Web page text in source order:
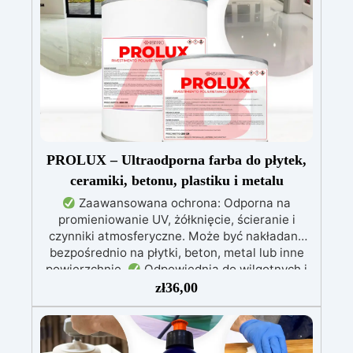
pęcherzyki powietrza i zapewniająca gładkie
wykończenie.
Bezpieczna i nietoksyczna,
wolna od BPA/VOC, certyfikowana do
długotrwałego kontaktu ze skórą.
PROLUX – Ultraodporna farba do płytek,
ceramiki, betonu, plastiku i metalu
Zaawansowana ochrona: Odporna na
promieniowanie UV, żółknięcie, ścieranie i
czynniki atmosferyczne. Może być nakładana
bezpośrednio na płytki, beton, metal lub inne
powierzchnie.
Odpowiednia do wilgotnych i
intensywnie użytkowanych miejsc: Specjalna
formuła, idealna do środowisk wymagających
najwyższej trwałości.
Wszechstronne i
personalizowane wykończenie: Dostępna w
zł36,00